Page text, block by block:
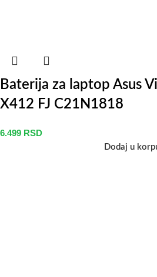
Baterija za laptop Asus
X412 FJ C21N1818
6.499 RSD
Dodaj u